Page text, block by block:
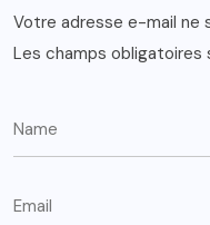
Votre adresse e-mail ne
Les champs obligatoires